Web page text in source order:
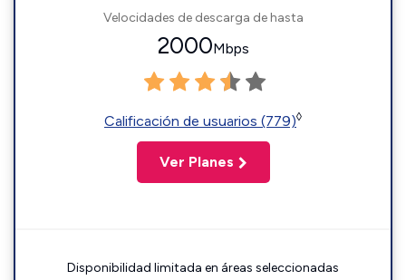
Velocidades de descarga de hasta
2000Mbps
Calificación de usuarios (779)◊
Ver Planes
Disponibilidad limitada en áreas seleccionadas